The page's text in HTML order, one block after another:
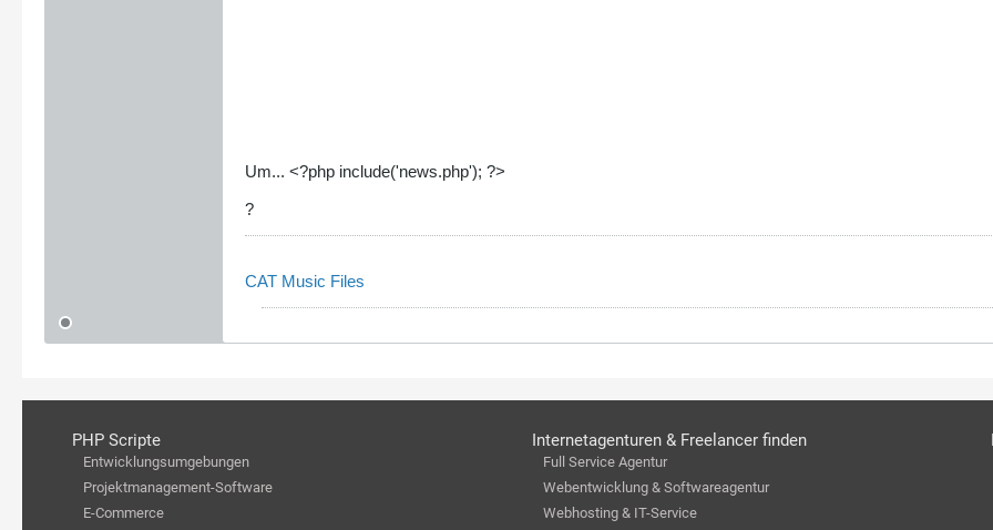
Um... <?php include('news.php'); ?>
?
CAT Music Files
PHP Scripte
Entwicklungsumgebungen
Projektmanagement-Software
E-Commerce
Internetagenturen & Freelancer finden
Full Service Agentur
Webentwicklung & Softwareagentur
Webhosting & IT-Service